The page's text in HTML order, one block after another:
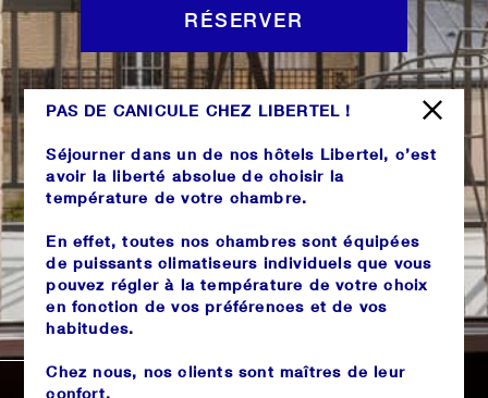
PAS DE CANICULE CHEZ LIBERTEL !
Séjourner dans un de nos hôtels Libertel, c’est
avoir la liberté absolue de choisir la
température de votre chambre.
En effet, toutes nos chambres sont équipées
de puissants climatiseurs individuels que vous
pouvez régler à la température de votre choix
en fonction de vos préférences et de vos
habitudes.
Chez nous, nos clients sont maîtres de leur
confort.
RÉSERVER
20°